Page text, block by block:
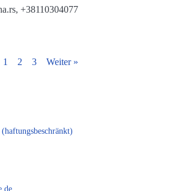
+38110304077
1 2 3 Weiter »